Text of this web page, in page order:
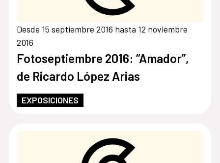
Desde 15 septiembre 2016 hasta 12 noviembre
2016
Fotoseptiembre 2016: “Amador”,
de Ricardo López Arias
EXPOSICIONES